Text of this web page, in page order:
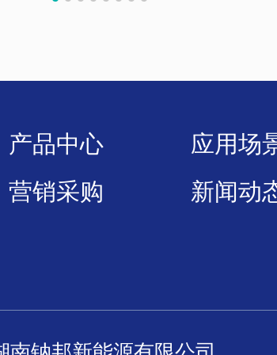
产品中心
应用场
营销采购
新闻动